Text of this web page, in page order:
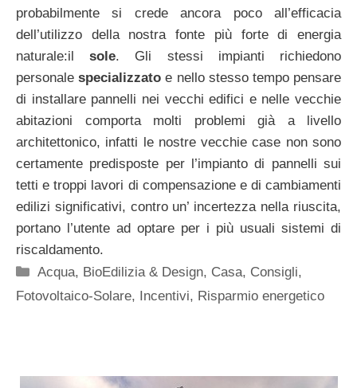
probabilmente si crede ancora poco all’efficacia
dell’utilizzo della nostra fonte più forte di energia
naturale:ilsole. Gli stessi impianti richiedono
personalespecializzato e nello stesso tempo pensare
di installare pannelli nei vecchi edifici e nelle vecchie
abitazioni comporta molti problemi già a livello
architettonico, infatti le nostre vecchie case non sono
certamente predisposte per l’impianto di pannelli sui
tetti e troppi lavori di compensazione e di cambiamenti
edilizi significativi, contro un’ incertezza nella riuscita,
portano l’utente ad optare per i più usuali sistemi di
riscaldamento.
Categorie
Acqua, BioEdilizia & Design, Casa, Consigli,
Fotovoltaico-Solare, Incentivi, Risparmio energetico